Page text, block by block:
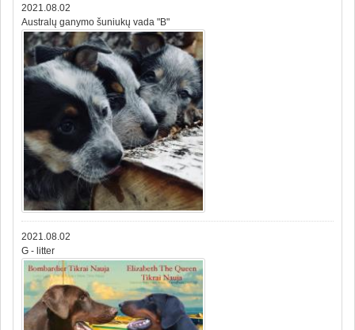
2021.08.02
Australų ganymo šuniukų vada "B"
2021.08.02
G - litter